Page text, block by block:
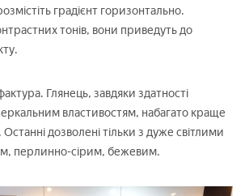
градієнт горизонтально.
тонів, вони приведуть до
Глянець, завдяки здатності
властивостям, набагато краще
дозволені тільки з дуже світлими
перлинно-сірим, бежевим.